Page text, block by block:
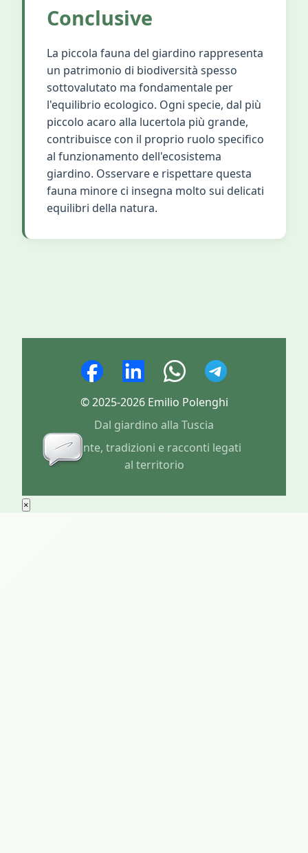
Conclusive
La piccola fauna del giardino rappresenta
un patrimonio di biodiversità spesso
sottovalutato ma fondamentale per
l'equilibrio ecologico. Ogni specie, dal più
piccolo acaro alla lucertola più grande,
contribuisce con il proprio ruolo specifico
al funzionamento dell'ecosistema
giardino. Osservare e rispettare questa
fauna minore ci insegna molto sui delicati
equilibri della natura.
© 2025-2026 Emilio Polenghi
Dal giardino alla Tuscia
Piante, tradizioni e racconti legati
al territorio
×